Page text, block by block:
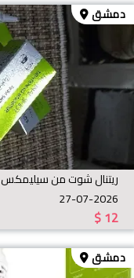
دمشق
ريتنال شوت من سيليمكس
27-07-2026
$12
دمشق